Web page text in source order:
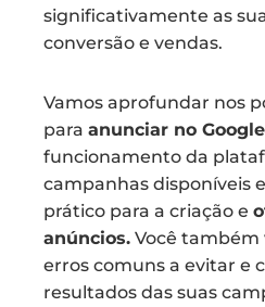
significativamente as
conversão e vendas.
Vamos aprofundar nos
para anunciar no Google
funcionamento da
campanhas disponíveis
prático para a criação e
anúncios. Você também
erros comuns a evitar e
resultados das suas